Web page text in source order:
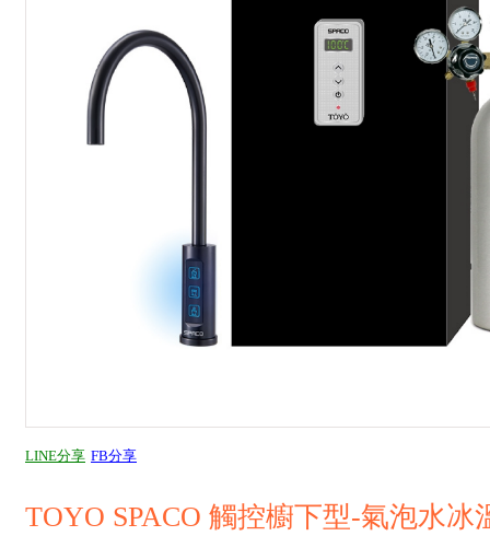
LINE分享 FB分享
TOYO SPACO 觸控櫥下型-氣泡水冰